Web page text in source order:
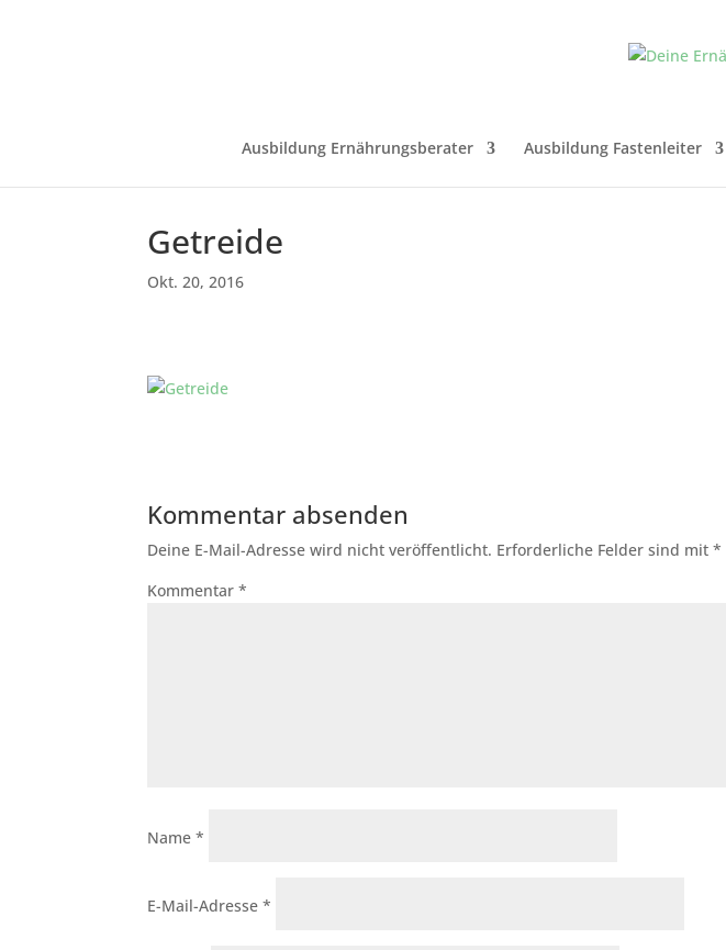
Ausbildung Ernährungsberater Ausbildung Fastenleiter
Getreide
Okt. 20, 2016
Kommentar absenden
Deine E-Mail-Adresse wird nicht veröffentlicht. Erforderliche Felder sind mit*
Kommentar*
Name*
E-Mail-Adresse*